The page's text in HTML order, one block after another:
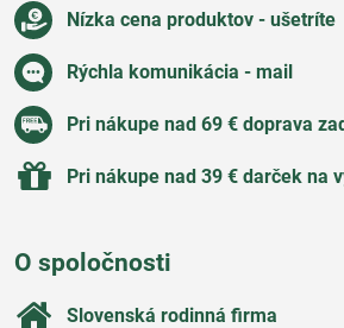
Nízka cena produktov - ušetríte
Rýchla komunikácia - mail
Pri nákupe nad 69 € doprava
Pri nákupe nad 39 € darček na
O spoločnosti
Slovenská rodinná firma